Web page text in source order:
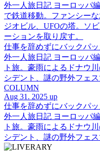
外一人旅日記 ヨーロッパ
で鉄道移動。ファンシー
ジオビル、UFOの塔。ソ
ーションを取り戻す。
仕事を辞めずにバックパ
外一人旅日記 ヨーロッパ
ト旅。豪雨によるドナウ
シデント、謎の野外フェス
COLUMN
Aug 31. 2025 up
仕事を辞めずにバックパ
外一人旅日記 ヨーロッパ
ト旅。豪雨によるドナウ
シデント、謎の野外フェス